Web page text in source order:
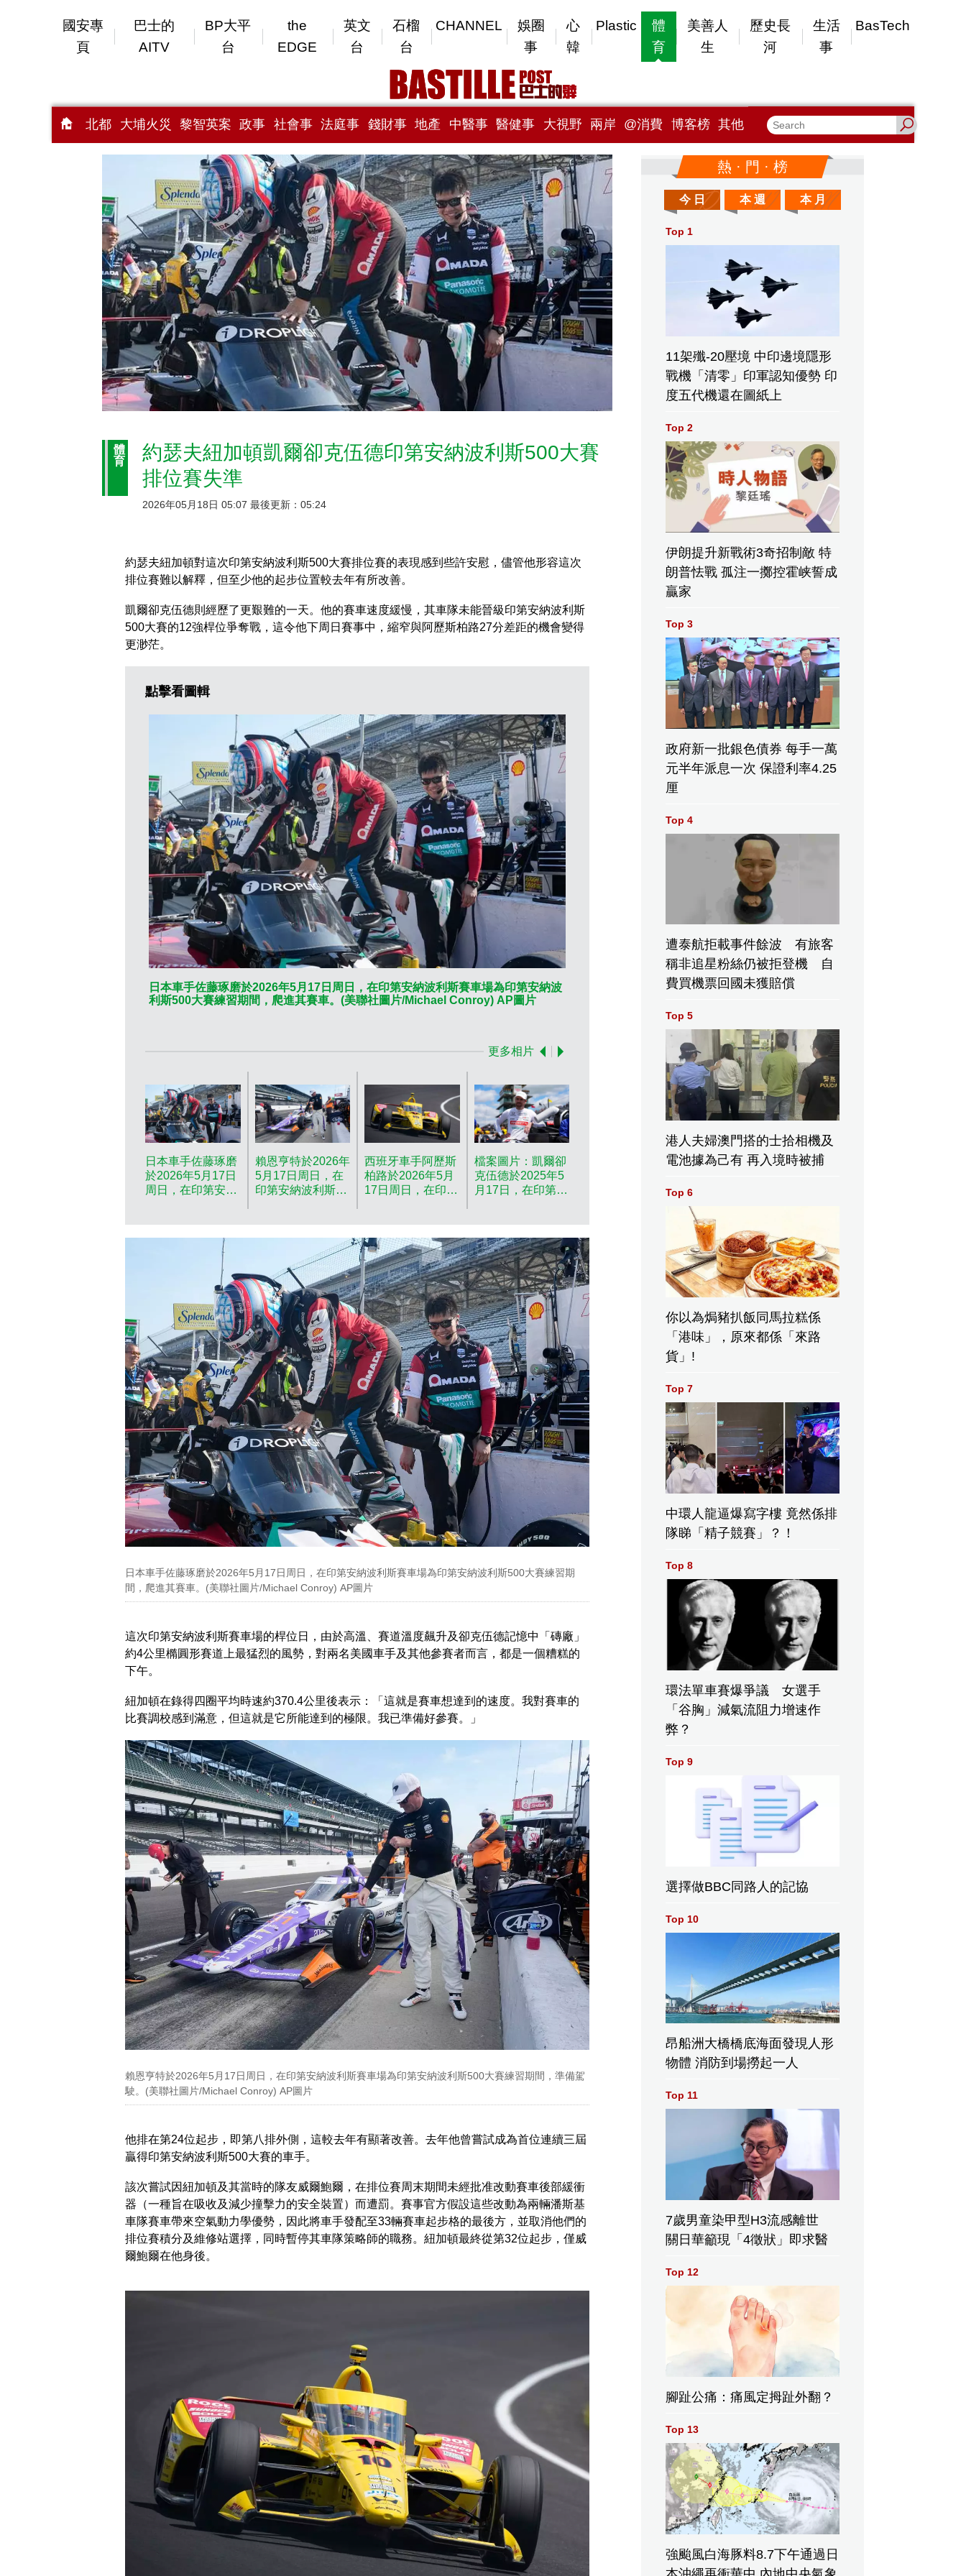
國安專
頁
巴士的
AITV
BP大平
台
the
EDGE
英文
台
石榴
台
CHANNEL
娛圈
事
心
韓
Plastic
體
育
美善人
生
歷史長
河
生活
事
BasTech
北都 大埔火災 黎智英案 政事 社會事 法庭事 錢財事 地產 中醫事 醫健事 大視野 兩岸 @消費 博客榜 其他
體
育
約瑟夫紐加頓凱爾卻克伍德印第安納波利斯500大賽
排位賽失準
2026年05月18日 05:07 最後更新：05:24
約瑟夫紐加頓對這次印第安納波利斯500大賽排位賽的表現感到些許安慰，儘管他形容這次
排位賽難以解釋，但至少他的起步位置較去年有所改善。
凱爾卻克伍德則經歷了更艱難的一天。他的賽車速度緩慢，其車隊未能晉級印第安納波利斯
500大賽的12強桿位爭奪戰，這令他下周日賽事中，縮窄與阿歷斯柏路27分差距的機會變得
更渺茫。
點擊看圖輯
日本車手佐藤琢磨於2026年5月17日周日，在印第安納波利斯賽車場為印第安納波
利斯500大賽練習期間，爬進其賽車。(美聯社圖片/Michael Conroy) AP圖片
賴恩亨特於2026年5月17日周日，在印第安納波利斯賽車場為印第安納波利斯
更多相片
日本車手佐藤琢磨
於2026年5月17日
周日，在印第安納
進其賽車。(美聯
社圖片/Michael
Conroy) AP圖片
賴恩亨特於2026年
5月17日周日，在
印第安納波利斯賽
片/Michael
Conroy) AP圖片
西班牙車手阿歷斯
柏路於2026年5月
17日周日，在印第
間，駛過第三個彎
道。(美聯社圖
片/Michael
Conroy) AP圖片
檔案圖片：凱爾卻
克伍德於2025年5
月17日，在印第安
間，倚靠工具箱等
待出場。(美聯社
圖片/Michael
Conroy，檔案) AP
圖片
日本車手佐藤琢磨於2026年5月17日周日，在印第安納波利斯賽車場為印第安納波利斯500大賽練習期
間，爬進其賽車。(美聯社圖片/Michael Conroy) AP圖片
這次印第安納波利斯賽車場的桿位日，由於高溫、賽道溫度飆升及卻克伍德記憶中「磚廠」
約4公里橢圓形賽道上最猛烈的風勢，對兩名美國車手及其他參賽者而言，都是一個糟糕的
下午。
紐加頓在錄得四圈平均時速約370.4公里後表示：「這就是賽車想達到的速度。我對賽車的
比賽調校感到滿意，但這就是它所能達到的極限。我已準備好參賽。」
賴恩亨特於2026年5月17日周日，在印第安納波利斯賽車場為印第安納波利斯500大賽練習期間，準備駕
駛。(美聯社圖片/Michael Conroy) AP圖片
他排在第24位起步，即第八排外側，這較去年有顯著改善。去年他曾嘗試成為首位連續三屆
贏得印第安納波利斯500大賽的車手。
該次嘗試因紐加頓及其當時的隊友威爾鮑爾，在排位賽周末期間未經批准改動賽車後部緩衝
器（一種旨在吸收及減少撞擊力的安全裝置）而遭罰。賽事官方假設這些改動為兩輛潘斯基
車隊賽車帶來空氣動力學優勢，因此將車手發配至33輛賽車起步格的最後方，並取消他們的
排位賽積分及維修站選擇，同時暫停其車隊策略師的職務。紐加頓最終從第32位起步，僅威
爾鮑爾在他身後。
熱 · 門 · 榜
今 日 本 週 本 月
Top 1
11架殲-20壓境 中印邊境隱形
戰機「清零」印軍認知優勢 印
度五代機還在圖紙上
Top 2
伊朗提升新戰術3奇招制敵 特
朗普怯戰 孤注一擲控霍峡誓成
贏家
Top 3
政府新一批銀色債券 每手一萬
元半年派息一次 保證利率4.25
厘
Top 4
遭泰航拒載事件餘波 有旅客
稱非追星粉絲仍被拒登機 自
費買機票回國未獲賠償
Top 5
港人夫婦澳門搭的士拾相機及
電池據為己有 再入境時被捕
Top 6
你以為焗豬扒飯同馬拉糕係
「港味」，原來都係「來路
貨」!
Top 7
中環人龍逼爆寫字樓 竟然係排
隊睇「精子競賽」？！
Top 8
環法單車賽爆爭議 女選手
「谷胸」減氣流阻力增速作
弊？
Top 9
選擇做BBC同路人的記協
Top 10
昂船洲大橋橋底海面發現人形
物體 消防到場撈起一人
Top 11
7歲男童染甲型H3流感離世
關日華籲現「4徵狀」即求醫
Top 12
腳趾公痛：痛風定拇趾外翻？
Top 13
強颱風白海豚料8.7下午通過日